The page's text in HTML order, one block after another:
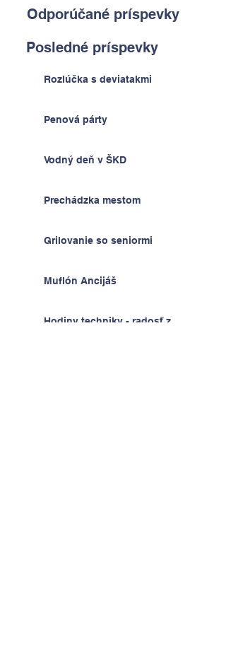
Odporúčané príspevky
Posledné príspevky
Rozlúčka s deviatakmi
Penová párty
Vodný deň v ŠKD
Prechádzka mestom
Grilovanie so seniormi
Muflón Ancijáš
Hodiny techniky - radosť z